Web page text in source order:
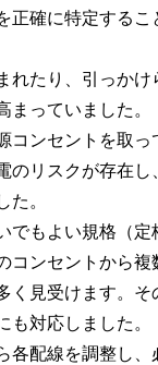
正確に特定するこ
れたり、引っかけ
っていました。
コンセントを取っ
のリスクが存在し
た。
でもよい規格（定
コンセントから複
く見受けます。そ
対応しました。
各配線を調整し、